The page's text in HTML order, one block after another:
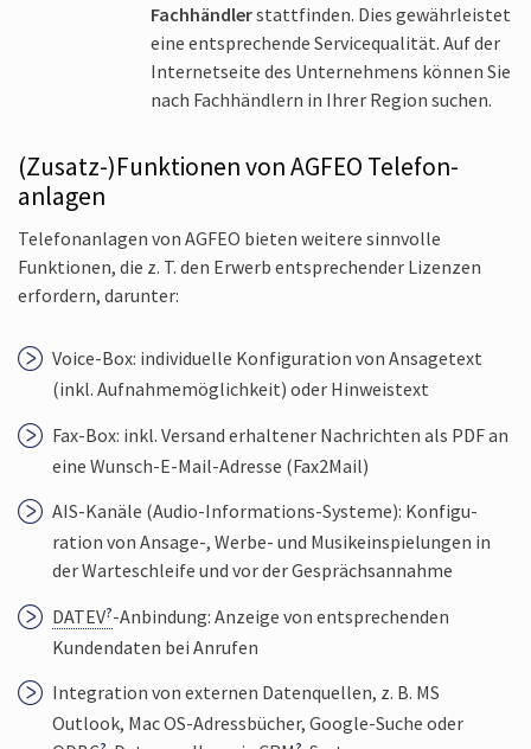
Fach­händlerstatt­finden. Dies gewähr­leistet
eine ent­sprechende Service­qualität. Auf der
Internet­seite des Unter­nehmens können Sie
nach Fach­händlern in Ihrer Region suchen.
(Zusatz-)Funktionen von AGFEO Telefon­
anlagen
Telefon­anlagen von AGFEO bieten weitere sinn­volle
Funktionen, die z. T. den Erwerb ent­sprechender Lizenzen
erfordern, darunter:
Voice-Box: indivi­duelle Konfigu­ration von Ansage­text
(inkl. Aufnahme­möglichkeit) oder Hinweis­text
Fax-Box: inkl. Versand erhaltener Nach­richten als PDF an
eine Wunsch-E-Mail-Adresse (Fax2­Mail)
AIS-Kanäle (Audio-Informations-Systeme): Konfigu­
ration von Ansage-, Werbe- und Musik­einspielungen in
der Warte­schleife und vor der Gesprächs­annahme
DATEV -Anbindung: Anzeige von ent­sprechenden
Kunden­daten bei Anrufen
Integra­tion von externen Daten­quellen, z. B. MS
Outlook, Mac OS-Adress­bücher, Google-Suche oder